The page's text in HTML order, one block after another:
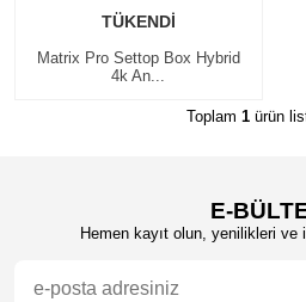
TÜKENDİ
Matrix Pro Settop Box Hybrid
4k An...
Toplam 1ürün
E-
Hemen kayıt olun, yenilikleri ve